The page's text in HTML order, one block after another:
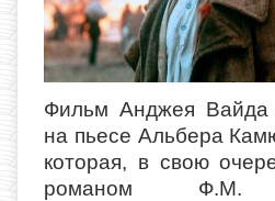
Фильм Анджея Вайда
на пьесе Альбера
которая, в свою
романом Ф.М.